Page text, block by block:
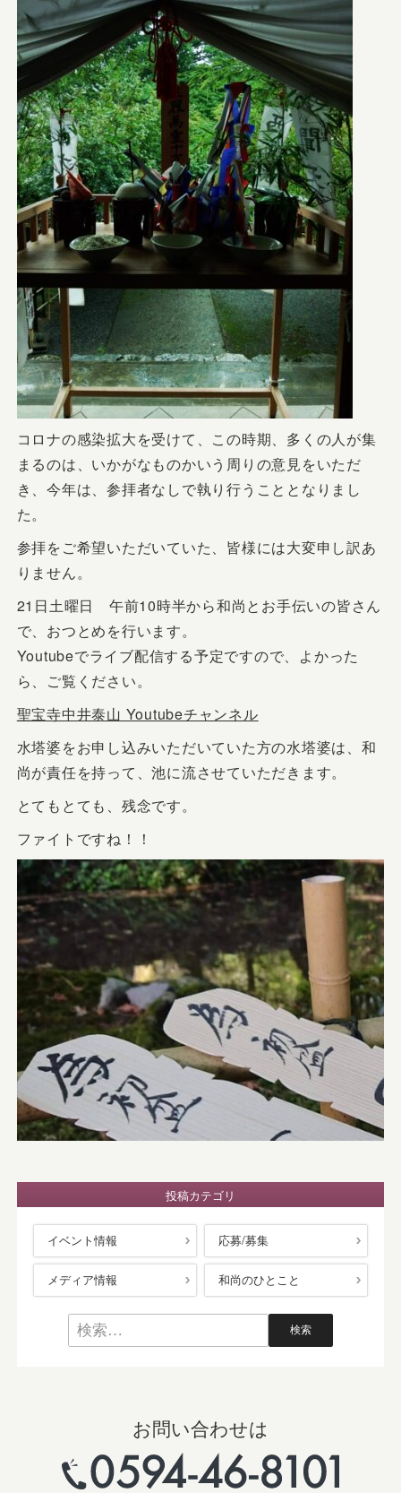
コロナの感染拡大を受けて、この時期、多くの人が集
まるのは、いかがなものかいう周りの意見をいただ
き、今年は、参拝者なしで執り行うこととなりまし
た。
参拝をご希望いただいていた、皆様には大変申し訳あ
りません。
21日土曜日 午前10時半から和尚とお手伝いの皆さん
で、おつとめを行います。
Youtubeでライブ配信する予定ですので、よかった
ら、ご覧ください。
聖宝寺中井泰山 Youtubeチャンネル
水塔婆をお申し込みいただいていた方の水塔婆は、和
尚が責任を持って、池に流させていただきます。
とてもとても、残念です。
ファイトですね！！
投稿カテゴリ
イベント情報 応募/募集
メディア情報 和尚のひとこと
お問い合わせは